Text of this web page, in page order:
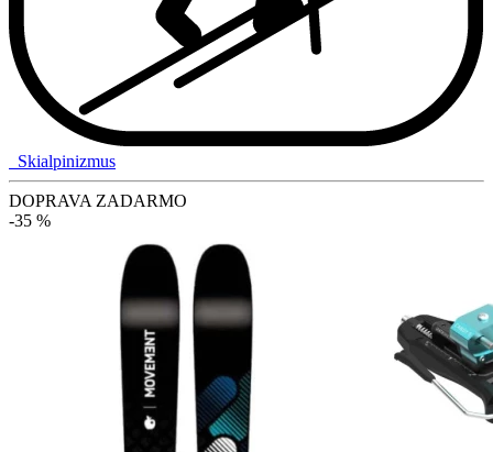
Skialpinizmus
DOPRAVA ZADARMO
-35 %